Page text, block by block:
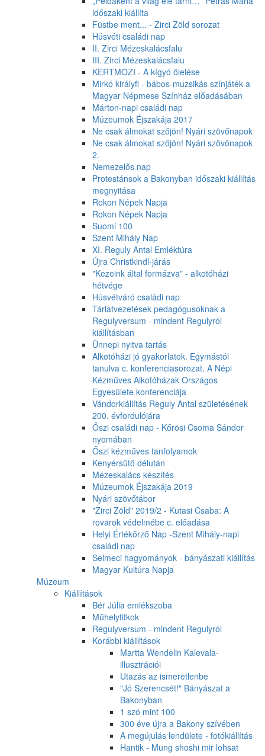
időszaki kiállíta
Füstbe ment... - Zirci Zöld sorozat
Húsvéti családi nap
II. Zirci Mézeskalácsfalu
III. Zirci Mézeskalácsfalu
KERTMOZI - A kígyó ölelése
Mirkó királyfi - bábos-muzsikás színjáték a
Magyar Népmese Színház előadásában
Márton-napi családi nap
Múzeumok Éjszakája 2017
Ne csak álmokat szőjön! Nyári szövőnapok
Ne csak álmokat szőjön! Nyári szövőnapok
2.
Nemezelős nap
Protestánsok a Bakonyban időszaki kiállítás
megnyitása
Rokon Népek Napja
Rokon Népek Napja
Suomi 100
Szent Mihály Nap
XI. Reguly Antal Emléktúra
Újra Christkindl-járás
"Kezeink által formázva" - alkotóházi
hétvége
Húsvétváró családi nap
Tárlatvezetések pedagógusoknak a
Regulyversum - mindent Regulyról
kiállításban
Ünnepi nyitva tartás
Alkotóházi jó gyakorlatok. Egymástól
tanulva c. konferenciasorozat. A Népi
Kézműves Alkotóházak Országos
Egyesülete konferenciája
Vándorkiállítás Reguly Antal születésének
200. évfordulójára
Őszi családi nap - Kőrösi Csoma Sándor
nyomában
Őszi kézműves tanfolyamok
Kenyérsütő délután
Mézeskalács készítés
Múzeumok Éjszakája 2019
Nyári szövőtábor
"Zirci Zöld" 2019/2 - Kutasi Csaba: A
rovarok védelmébe c. előadása
Helyi Értékőrző Nap -Szent Mihály-napi
családi nap
Selmeci hagyományok - bányászati kiállítás
Magyar Kultúra Napja
Múzeum
Kiállítások
Bér Júlia emlékszoba
Műhelytitkok
Regulyversum - mindent Regulyról
Korábbi kiállítások
Martta Wendelin Kalevala-
illusztrációi
Utazás az ismeretlenbe
"Jó Szerencsét!" Bányászat a
Bakonyban
1 szó mint 100
300 éve újra a Bakony szívében
A megújulás lendülete - fotókiállítás
Hantik - Mung shoshi mir lohsat